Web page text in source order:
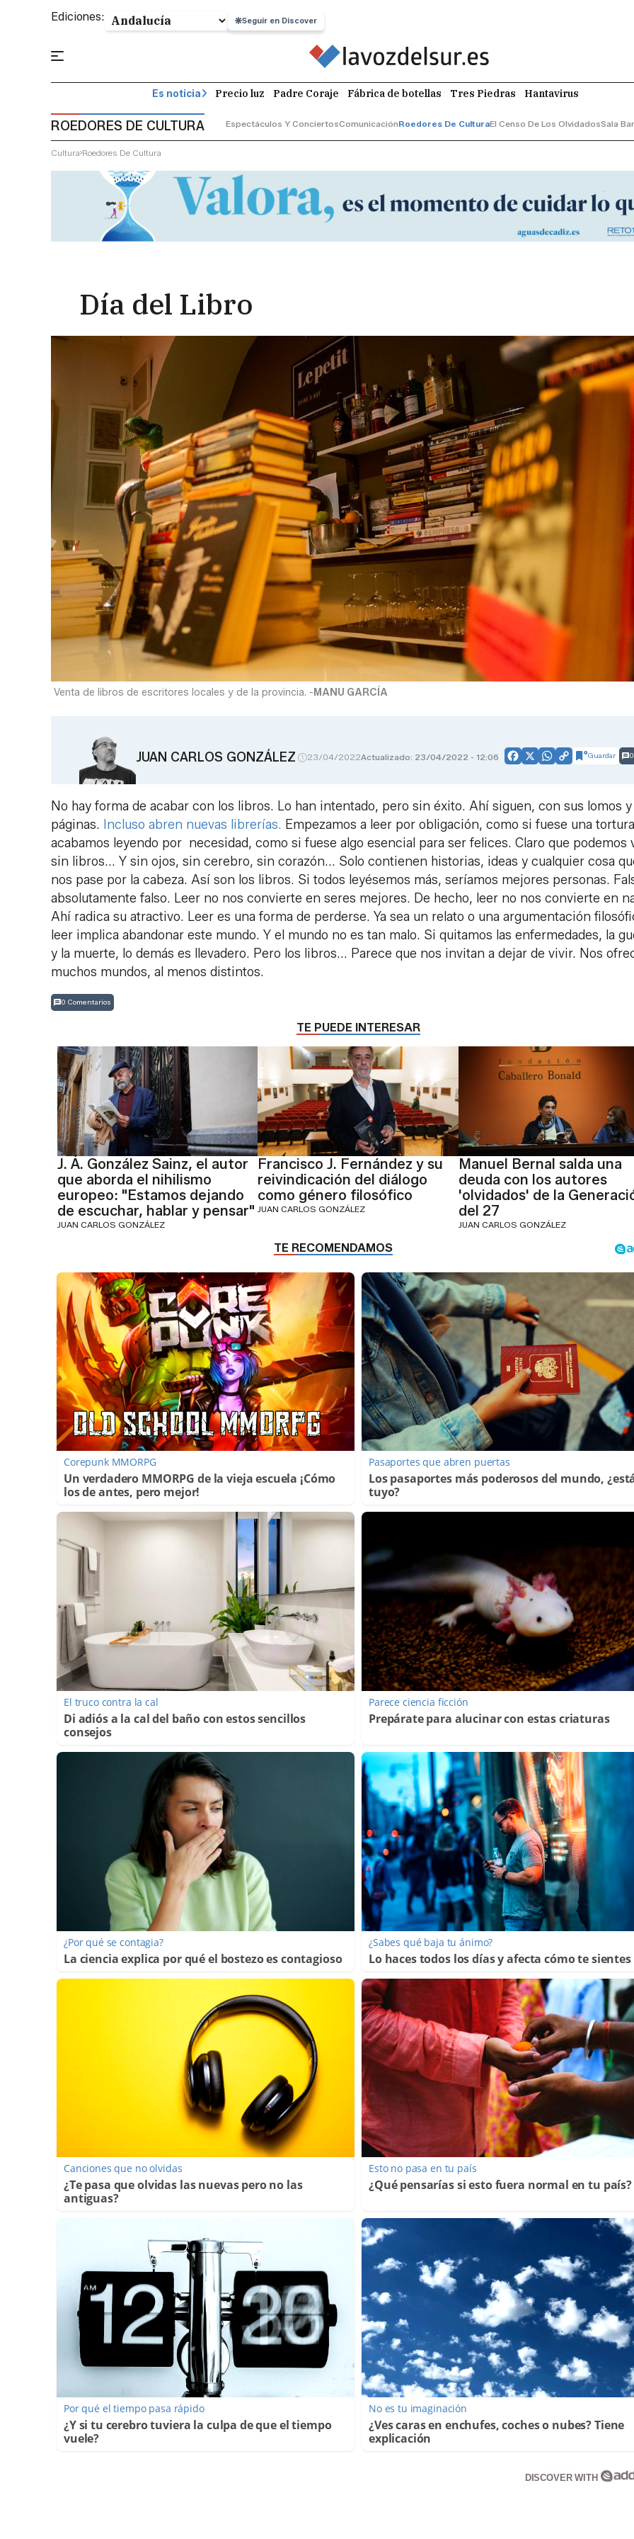
Ediciones: Seguir en Discover
Es noticia Precio luz Padre Coraje Fábrica de botellas Tres Piedras Hantavirus
ROEDORES DE CULTURA Espectáculos Y ConciertosComunicaciónRoedores De CulturaEl Censo De Los OlvidadosSala
Cultura Roedores De Cultura
Día del Libro
Venta de libros de escritores locales y de la provincia. - MANU GARCÍA
JUAN CARLOS GONZÁLEZ 23/04/2022Actualizado: 23/04/2022 - 12:06 Facebook
X WhatsApp
CopyGuardar 0
No hay forma de acabar con los libros. Lo han intentado, pero sin éxito. Ahí siguen, con sus lomos
páginas. Incluso abren nuevas librerías. Empezamos a leer por obligación, como si fuese una
acabamos leyendo por necesidad, como si fuese algo esencial para ser felices. Claro que podemos
sin libros... Y sin ojos, sin cerebro, sin corazón... Solo contienen historias, ideas y cualquier cosa
nos pase por la cabeza. Así son los libros. Si todos leyésemos más, seríamos mejores personas.
absolutamente falso. Leer no nos convierte en seres mejores. De hecho, leer no nos convierte en
Ahí radica su atractivo. Leer es una forma de perderse. Ya sea un relato o una argumentación
leer implica abandonar este mundo. Y el mundo no es tan malo. Si quitamos las enfermedades, la
y la muerte, lo demás es llevadero. Pero los libros... Parece que nos invitan a dejar de vivir. Nos
muchos mundos, al menos distintos.
0 Comentarios
TE PUEDE INTERESAR
J. Á. González Sainz, el autor
que aborda el nihilismo
europeo: "Estamos dejando
de escuchar, hablar y pensar"
JUAN CARLOS GONZÁLEZ
Francisco J. Fernández y su
reivindicación del diálogo
como género filosófico
JUAN CARLOS GONZÁLEZ
Manuel Bernal salda una
deuda con los autores
'olvidados' de la
del 27
JUAN CARLOS GONZÁLEZ
Corepunk MMORPG
Un verdadero MMORPG de la vieja escuela ¡Cómo
los de antes, pero mejor!
Pasaportes que abren puertas
Los pasaportes más poderosos del mundo,
tuyo?
El truco contra la cal
Di adiós a la cal del baño con estos sencillos
consejos
Parece ciencia ficción
Prepárate para alucinar con estas criaturas
¿Por qué se contagia?
La ciencia explica por qué el bostezo es contagioso
¿Sabes qué baja tu ánimo?
Lo haces todos los días y afecta cómo te sientes
Canciones que no olvidas
¿Te pasa que olvidas las nuevas pero no las
antiguas?
Esto no pasa en tu país
¿Qué pensarías si esto fuera normal en tu país?
Por qué el tiempo pasa rápido
¿Y si tu cerebro tuviera la culpa de que el tiempo
vuele?
No es tu imaginación
¿Ves caras en enchufes, coches o nubes? Tiene
explicación
DISCOVER WITH